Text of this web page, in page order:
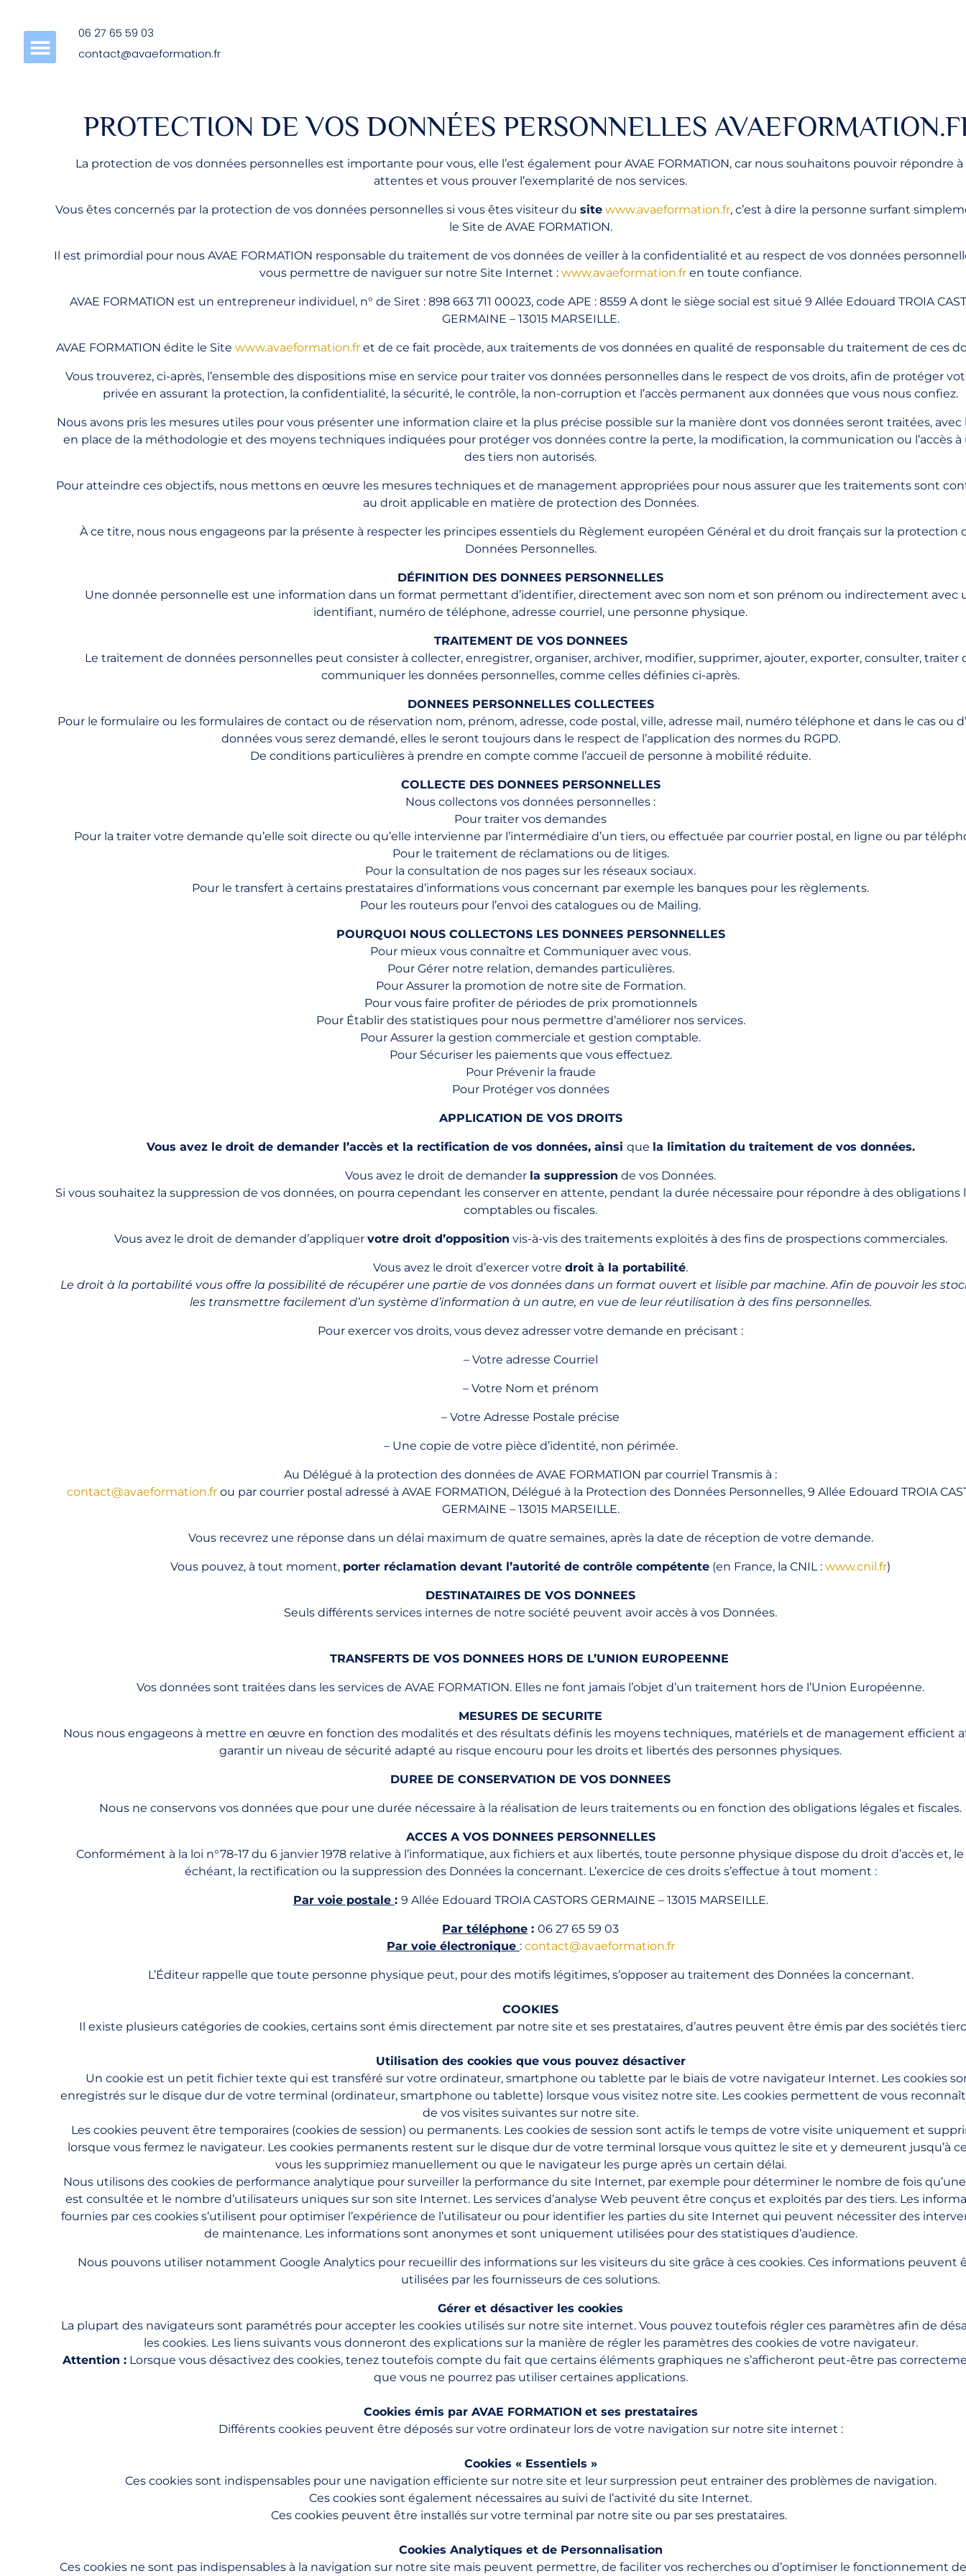
06 27 65 59 03
contact@avaeformation.fr
PROTECTION DE VOS DONNÉES PERSONNELLES
La protection de vos données personnelles est importante pour vous, elle l’est également pour AVAE FORMATION, car nous souhaitons pouvoir répondre à
attentes et vous prouver l’exemplarité de nos services.
Vous êtes concernés par la protection de vos données personnelles si vous êtes visiteur dusite www.avaeformation.fr, c’est à dire la personne surfant
le Site de AVAE FORMATION.
Il est primordial pour nous AVAE FORMATION responsable du traitement de vos données de veiller à la confidentialité et au respect de vos données
vous permettre de naviguer sur notre Site Internet :www.avaeformation.fr en toute confiance.
AVAE FORMATION est un entrepreneur individuel, n° de Siret : 898 663 711 00023, code APE : 8559 A dont le siège social est situé 9 Allée Edouard TROIA
GERMAINE – 13015 MARSEILLE.
AVAE FORMATION édite le Site www.avaeformation.fret de ce fait procède, aux traitements de vos données en qualité de responsable du traitement de ces
Vous trouverez, ci-après, l’ensemble des dispositions mise en service pour traiter vos données personnelles dans le respect de vos droits, afin de protéger
privée en assurant la protection, la confidentialité, la sécurité, le contrôle, la non-corruption et l’accès permanent aux données que vous nous confiez.
Nous avons pris les mesures utiles pour vous présenter une information claire et la plus précise possible sur la manière dont vos données seront traitées, avec
en place de la méthodologie et des moyens techniques indiquées pour protéger vos données contre la perte, la modification, la communication ou l’accès à
des tiers non autorisés.
Pour atteindre ces objectifs, nous mettons en œuvre les mesures techniques et de management appropriées pour nous assurer que les traitements sont
au droit applicable en matière de protection des Données.
À ce titre, nous nous engageons par la présente à respecter les principes essentiels du Règlement européen Général et du droit français sur la protection
Données Personnelles.
DÉFINITION DES DONNEES PERSONNELLES
Une donnée personnelle est une information dans un format permettant d’identifier, directement avec son nom et son prénom ou indirectement avec
identifiant, numéro de téléphone, adresse courriel, une personne physique.
TRAITEMENT DE VOS DONNEES
Le traitement de données personnelles peut consister à collecter, enregistrer, organiser, archiver, modifier, supprimer, ajouter, exporter, consulter, traiter
communiquer les données personnelles, comme celles définies ci-après.
DONNEES PERSONNELLES COLLECTEES
Pour le formulaire ou les formulaires de contact ou de réservation nom, prénom, adresse, code postal, ville, adresse mail, numéro téléphone et dans le cas ou
données vous serez demandé, elles le seront toujours dans le respect de l’application des normes du RGPD.
De conditions particulières à prendre en compte comme l’accueil de personne à mobilité réduite.
COLLECTE DES DONNEES PERSONNELLES
Nous collectons vos données personnelles :
Pour traiter vos demandes
Pour la traiter votre demande qu’elle soit directe ou qu’elle intervienne par l’intermédiaire d’un tiers, ou effectuée par courrier postal, en ligne ou par
Pour le traitement de réclamations ou de litiges.
Pour la consultation de nos pages sur les réseaux sociaux.
Pour le transfert à certains prestataires d’informations vous concernant par exemple les banques pour les règlements.
Pour les routeurs pour l’envoi des catalogues ou de Mailing.
POURQUOI NOUS COLLECTONS LES DONNEES PERSONNELLES
Pour mieux vous connaître et Communiquer avec vous.
Pour Gérer notre relation, demandes particulières.
Pour Assurer la promotion de notre site de Formation.
Pour vous faire profiter de périodes de prix promotionnels
Pour Établir des statistiques pour nous permettre d’améliorer nos services.
Pour Assurer la gestion commerciale et gestion comptable.
Pour Sécuriser les paiements que vous effectuez.
Pour Prévenir la fraude
Pour Protéger vos données
APPLICATION DE VOS DROITS
Vous avez le droit de demander l’accès et la rectification de vos données, ainsi que la limitation du traitementde vos données.
Vous avez le droit de demander la suppression de vos Données.
Si vous souhaitez la suppression de vos données, on pourra cependant les conserver en attente, pendant la durée nécessaire pour répondre à des obligations
comptables ou fiscales.
Vous avez le droit de demander d’appliquer votre droit d’opposition vis-à-vis des traitements exploités à des fins de prospections commerciales.
Vous avez le droit d’exercer votredroit à la portabilité.
Le droit à la portabilité vous offre la possibilité de récupérer une partie de vos données dans un format ouvert et lisible par machine. Afin de pouvoir les
les transmettre facilement d’un système d’information à un autre, en vue de leur réutilisation à des fins personnelles.
Pour exercer vos droits, vous devez adresser votre demande en précisant :
– Votre adresse Courriel
– Votre Nom et prénom
– Votre Adresse Postale précise
– Une copie de votre pièce d’identité, non périmée.
Au Délégué à la protection des données de AVAE FORMATION par courriel Transmis à :
contact@avaeformation.frou par courrier postal adressé à AVAE FORMATION, Délégué à la Protection des Données Personnelles, 9 Allée Edouard TROIA
GERMAINE – 13015 MARSEILLE.
Vous recevrez une réponse dans un délai maximum de quatre semaines, après la date de réception de votre demande.
Vous pouvez, à tout moment, porter réclamation devant l’autorité de contrôle compétente (en France, la CNIL :www.cnil.fr)
DESTINATAIRES DE VOS DONNEES
Seuls différents services internes de notre société peuvent avoir accès à vos Données.
TRANSFERTS DE VOS DONNEES HORS DE L’UNION EUROPEENNE
Vos données sont traitées dans les services de AVAE FORMATION. Elles ne font jamais l’objet d’un traitement hors de l’Union Européenne.
MESURES DE SECURITE
Nous nous engageons à mettre en œuvre en fonction des modalités et des résultats définis les moyens techniques, matériels et de management efficient
garantir un niveau de sécurité adapté au risque encouru pour les droits et libertés des personnes physiques.
DUREE DE CONSERVATION DE VOS DONNEES
Nous ne conservons vos données que pour une durée nécessaire à la réalisation de leurs traitements ou en fonction des obligations légales et fiscales.
ACCES A VOS DONNEES PERSONNELLES
Conformément à la loi n°78-17 du 6 janvier 1978 relative à l’informatique, aux fichiers et aux libertés, toute personne physique dispose du droit d’accès et, le
échéant, la rectification ou la suppression des Données la concernant. L’exercice de ces droits s’effectue à tout moment :
Par voie postale : 9 Allée Edouard TROIA CASTORS GERMAINE – 13015 MARSEILLE.
Par téléphone :06 27 65 59 03
Par voie électronique : contact@avaeformation.fr
L’Éditeur rappelle que toute personne physique peut, pour des motifs légitimes, s’opposer au traitement des Données la concernant.
COOKIES
Il existe plusieurs catégories de cookies, certains sont émis directement par notre site et ses prestataires, d’autres peuvent être émis par des sociétés
Utilisation des cookies que vous pouvez désactiver
Un cookie est un petit fichier texte qui est transféré sur votre ordinateur, smartphone ou tablette par le biais de votre navigateur Internet. Les cookies
enregistrés sur le disque dur de votre terminal (ordinateur, smartphone ou tablette) lorsque vous visitez notre site. Les cookies permettent de vous
de vos visites suivantes sur notre site.
Les cookies peuvent être temporaires (cookies de session) ou permanents. Les cookies de session sont actifs le temps de votre visite uniquement et
lorsque vous fermez le navigateur. Les cookies permanents restent sur le disque dur de votre terminal lorsque vous quittez le site et y demeurent jusqu’à
vous les supprimiez manuellement ou que le navigateur les purge après un certain délai.
Nous utilisons des cookies de performance analytique pour surveiller la performance du site Internet, par exemple pour déterminer le nombre de fois
est consultée et le nombre d’utilisateurs uniques sur son site Internet. Les services d’analyse Web peuvent être conçus et exploités par des tiers. Les
fournies par ces cookies s’utilisent pour optimiser l’expérience de l’utilisateur ou pour identifier les parties du site Internet qui peuvent nécessiter des
de maintenance. Les informations sont anonymes et sont uniquement utilisées pour des statistiques d’audience.
Nous pouvons utiliser notamment Google Analytics pour recueillir des informations sur les visiteurs du site grâce à ces cookies. Ces informations peuvent
utilisées par les fournisseurs de ces solutions.
Gérer et désactiver les cookies
La plupart des navigateurs sont paramétrés pour accepter les cookies utilisés sur notre site internet. Vous pouvez toutefois régler ces paramètres afin de
les cookies. Les liens suivants vous donneront des explications sur la manière de régler les paramètres des cookies de votre navigateur.
Attention : Lorsque vous désactivez des cookies, tenez toutefois compte du fait que certains éléments graphiques ne s’afficheront peut-être pas
que vous ne pourrez pas utiliser certaines applications.
Cookies émis par AVAE FORMATION et ses prestataires
Différents cookies peuvent être déposés sur votre ordinateur lors de votre navigation sur notre site internet :
Cookies « Essentiels »
Ces cookies sont indispensables pour une navigation efficiente sur notre site et leur surpression peut entrainer des problèmes de navigation.
Ces cookies sont également nécessaires au suivi de l’activité du site Internet.
Ces cookies peuvent être installés sur votre terminal par notre site ou par ses prestataires.
Cookies Analytiques et de Personnalisation
Ces cookies ne sont pas indispensables à la navigation sur notre site mais peuvent permettre, de faciliter vos recherches ou d’optimiser le fonctionnement